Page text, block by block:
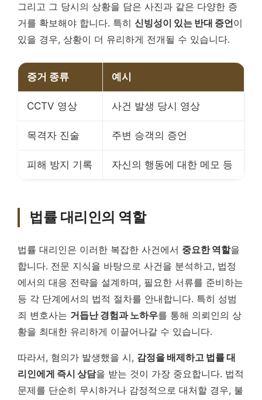
그리고 그 당시의 상황을 담은 사진과 같은 다양한 증
거를 확보해야 합니다. 특히 신빙성이 있는 반대 증언이
있을 경우, 상황이 더 유리하게 전개될 수 있습니다.
증거 종류 예시
CCTV 영상 사건 발생 당시 영상
목격자 진술 주변 승객의 증언
피해 방지 기록 자신의 행동에 대한 메모 등
법률 대리인의 역할
법률 대리인은 이러한 복잡한 사건에서 중요한 역할을
합니다. 전문 지식을 바탕으로 사건을 분석하고, 법정
에서의 대응 전략을 설계하며, 필요한 서류를 준비하는
등 각 단계에서의 법적 절차를 안내합니다. 특히 성범
죄 변호사는 거듭난 경험과 노하우를 통해 의뢰인의 상
황을 최대한 유리하게 이끌어나갈 수 있습니다.
따라서, 혐의가 발생했을 시, 감정을 배제하고 법률 대
리인에게 즉시 상담을 받는 것이 가장 중요합니다. 법적
문제를 단순히 무시하거나 감정적으로 대처할 경우, 불